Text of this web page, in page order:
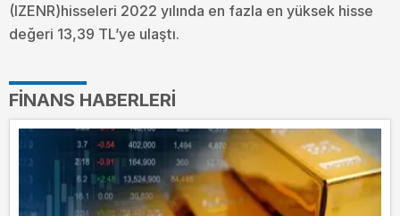
(IZENR)hisseleri 2022 yılında en fazla en yüksek hisse
değeri 13,39 TL’ye ulaştı.
FINANS HABERLERI